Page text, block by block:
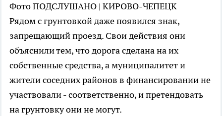
Фото ПОДСЛУШАНО | КИРОВО-ЧЕПЕЦК
Рядом с грунтовкой даже появился знак,
запрещающий проезд. Свои действия они
объяснили тем, что дорога сделана на их
собственные средства, а муниципалитет и
жители соседних районов в финансировании не
участвовали - соответственно, и претендовать
на грунтовку они не могут.